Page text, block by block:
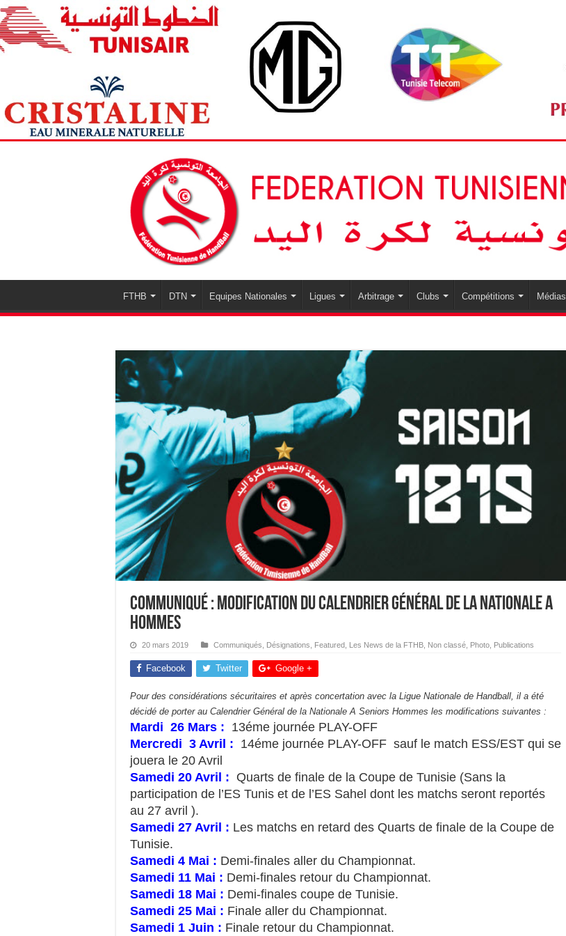
FTHB DTN Equipes Nationales Ligues Arbitrage Clubs Compétitions Médias
Communiqué : modification du Calendrier Général de la Nationale A
Hommes
20 mars 2019 Communiqués Désignations Featured Les News de la FTHB Non classé Photo Publications
Facebook Twitter Google +
Pour des considérations sécuritaires et après concertation avec la Ligue Nationale de Handball, il a été
décidé de porter au Calendrier Général de la Nationale A Seniors Hommes les modifications suivantes :
Mardi 26 Mars : 13éme journée PLAY-OFF
Mercredi 3 Avril : 14éme journée PLAY-OFF sauf le match ESS/EST qui se
jouera le 20 Avril
Samedi 20 Avril : Quarts de finale de la Coupe de Tunisie (Sans la
participation de l’ES Tunis et de l’ES Sahel dont les matchs seront reportés
au 27 avril ).
Samedi 27 Avril : Les matchs en retard des Quarts de finale de la Coupe de
Tunisie.
Samedi 4 Mai : Demi-finales aller du Championnat.
Samedi 11 Mai : Demi-finales retour du Championnat.
Samedi 18 Mai : Demi-finales coupe de Tunisie.
Samedi 25 Mai : Finale aller du Championnat.
Samedi 1 Juin : Finale retour du Championnat.